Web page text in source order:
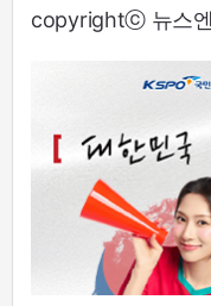
copyrightⓒ 뉴스엔